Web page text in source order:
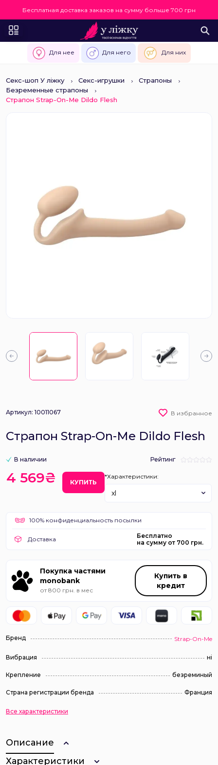
Бесплатная доставка заказов на сумму больше 700 грн
Для нее Для него Для них
Секс-шоп У ліжку Секс-игрушки
Страпоны
Безременные страпоны
Страпон Strap-On-Me Dildo Flesh
Артикул: 10011067 В избранное
Страпон Strap-On-Me Dildo Flesh
В наличии Рейтинг
4 569₴ КУПИТЬ
*Характеристики:
xl
100% конфиденциальность посылки
Доставка
Бесплатно
на сумму от 700 грн.
Покупка частями
monobank
от 800 грн. в мес
Купить в
кредит
Бренд Strap-On-Me
Вибрация ні
Крепление безреминый
Страна регистрации бренда Франция
Все характеристики
Описание
Характеристики